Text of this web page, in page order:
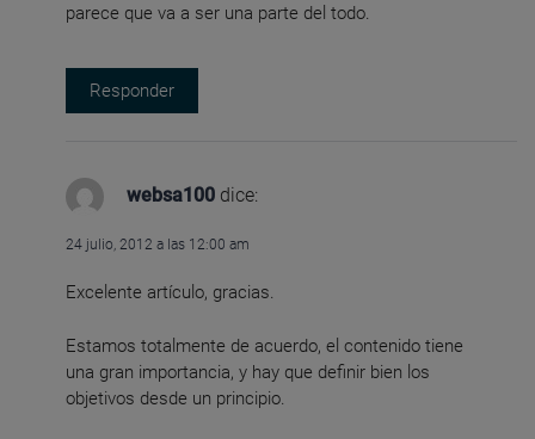
parece que va a ser una parte del todo.
Responder
websa100 dice:
24 julio, 2012 a las 12:00 am
Excelente artículo, gracias.
Estamos totalmente de acuerdo, el contenido tiene
una gran importancia, y hay que definir bien los
objetivos desde un principio.